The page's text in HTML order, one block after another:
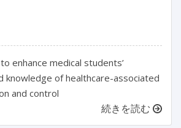
enhance medical students’
knowledge of healthcare-associated
and control
続きを読む